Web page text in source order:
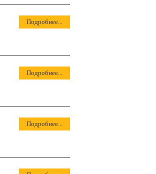
Подробнее...
Подробнее...
Подробнее...